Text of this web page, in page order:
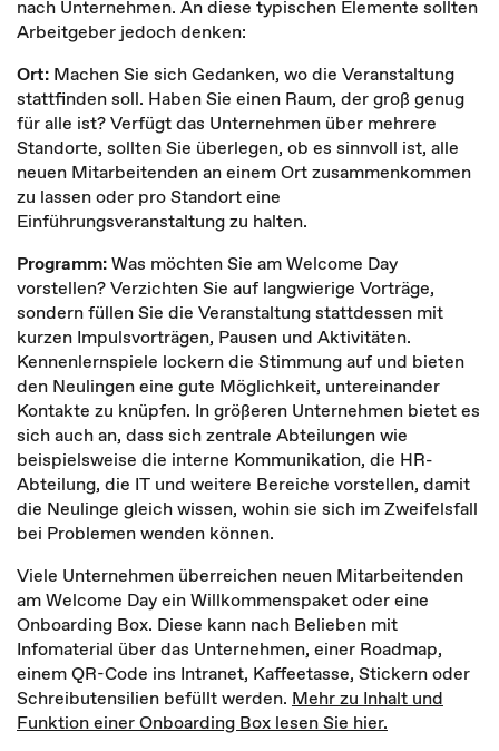
nach Unternehmen. An diese typischen Elemente sollten
Arbeitgeber jedoch denken:
Ort: Machen Sie sich Gedanken, wo die Veranstaltung
stattfinden soll. Haben Sie einen Raum, der groß genug
für alle ist? Verfügt das Unternehmen über mehrere
Standorte, sollten Sie überlegen, ob es sinnvoll ist, alle
neuen Mitarbeitenden an einem Ort zusammenkommen
zu lassen oder pro Standort eine
Einführungsveranstaltung zu halten.
Programm:Was möchten Sie am Welcome Day
vorstellen? Verzichten Sie auf langwierige Vorträge,
sondern füllen Sie die Veranstaltung stattdessen mit
kurzen Impulsvorträgen, Pausen und Aktivitäten.
Kennenlernspiele lockern die Stimmung auf und bieten
den Neulingen eine gute Möglichkeit, untereinander
Kontakte zu knüpfen. In größeren Unternehmen bietet es
sich auch an, dass sich zentrale Abteilungen wie
beispielsweise die interne Kommunikation, die HR-
Abteilung, die IT und weitere Bereiche vorstellen, damit
die Neulinge gleich wissen, wohin sie sich im Zweifelsfall
bei Problemen wenden können.
Viele Unternehmen überreichen neuen Mitarbeitenden
am Welcome Day ein Willkommenspaket oder eine
Onboarding Box. Diese kann nach Belieben mit
Infomaterial über das Unternehmen, einer Roadmap,
einem QR-Code ins Intranet, Kaffeetasse, Stickern oder
Schreibutensilien befüllt werden. Mehr zu Inhalt und
Funktion einer Onboarding Box lesen Sie hier.